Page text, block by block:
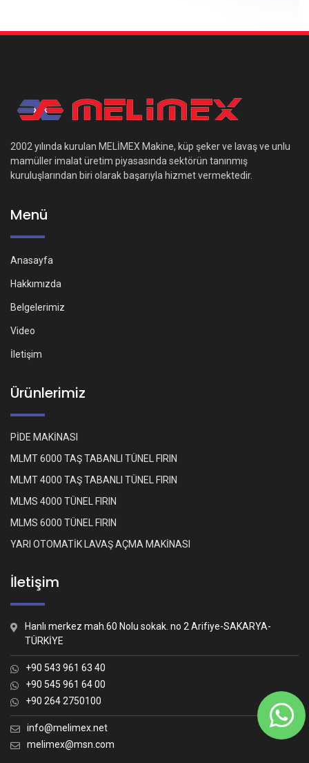
2002 yılında kurulan MELİMEX Makine, küp şeker ve lavaş ve unlu
mamüller imalat üretim piyasasında sektörün tanınmış
kuruluşlarından biri olarak başarıyla hizmet vermektedir.
Menü
Anasayfa
Hakkımızda
Belgelerimiz
Video
İletişim
Ürünlerimiz
PİDE MAKİNASI
MLMT 6000 TAŞ TABANLI TÜNEL FIRIN
MLMT 4000 TAŞ TABANLI TÜNEL FIRIN
MLMS 4000 TÜNEL FIRIN
MLMS 6000 TÜNEL FIRIN
YARI OTOMATİK LAVAŞ AÇMA MAKİNASI
İletişim
Hanlı merkez mah.60 Nolu sokak. no 2 Arifiye-SAKARYA-
TÜRKİYE
+90 543 961 63 40
+90 545 961 64 00
+90 264 2750100
info@melimex.net
melimex@msn.com
Nasıl yardımcı olabiliriz?